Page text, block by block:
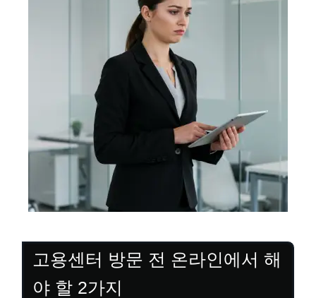
고용센터 방문 전 온라인에서 해
야 할 2가지